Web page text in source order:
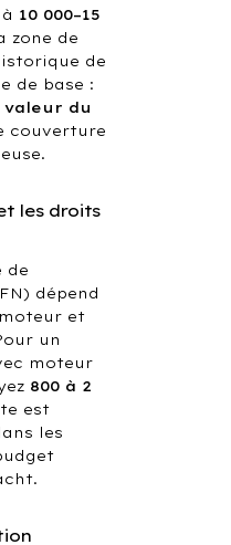
10 000–15
zone de
de
de base :
valeur du
couverture
les droits
de
dépend
et
un
moteur
800 à 2
est
les